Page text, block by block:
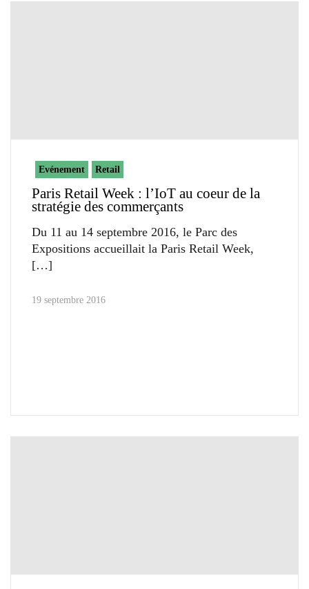
Evénement Retail
Paris Retail Week : l’IoT au coeur de la
stratégie des commerçants
Du 11 au 14 septembre 2016, le Parc des
Expositions accueillait la Paris Retail Week,
19 septembre 2016